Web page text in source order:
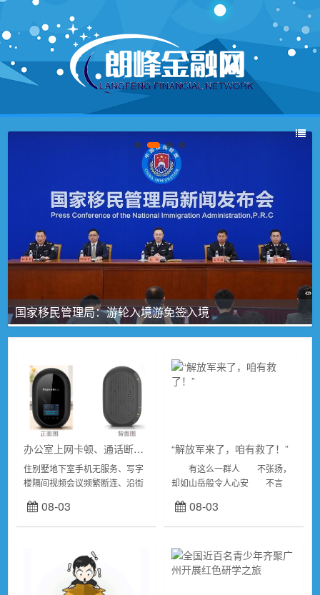
国家移民管理局：游轮入境游免签入境
办公室上网卡顿、通话断连？KW21N 家用信号增强器全覆盖
住别墅地下室手机无服务、写字
楼隔间视频会议频繁断连、沿街
通话断断续续，是大量家庭、商
户普遍遇到的难题。市面普通信
08-03
“解放军来了，咱有救了！”
有这么一群人 不张扬，
却如山岳般令人心安 不言
定 ...08-03